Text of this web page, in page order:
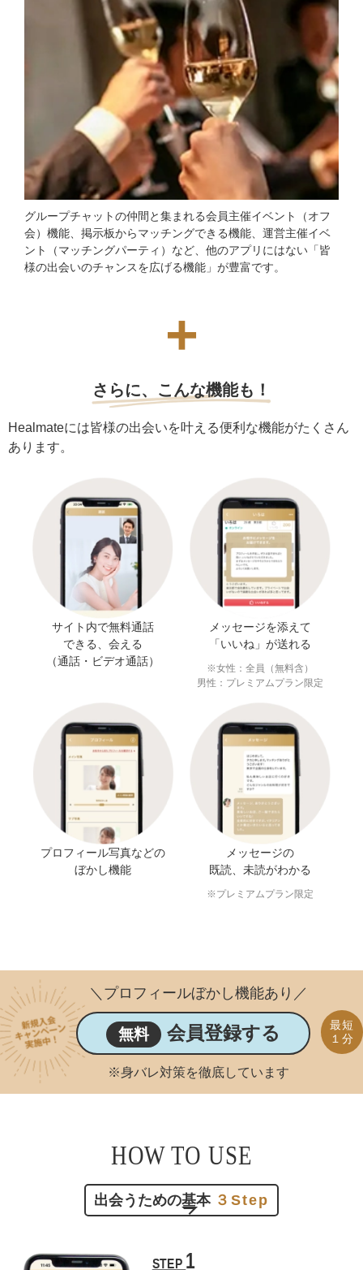
グループチャットの仲間と集まれる会員主催イベント（オフ
会）機能、掲示板からマッチングできる機能、運営主催イベ
ント（マッチングパーティ）など、他のアプリにはない「皆
様の出会いのチャンスを広げる機能」が豊富です。
+
さらに、こんな機能も！
Healmateには皆様の出会いを叶える便利な機能がたくさん
あります。
サイト内で無料通話
できる、会える
（通話・ビデオ通話）
メッセージを添えて
「いいね」が送れる
※女性：全員（無料含）
男性：プレミアムプラン限定
プロフィール写真などの
ぼかし機能
メッセージの
既読、未読がわかる
※プレミアムプラン限定
＼プロフィールぼかし機能あり／
無料 会員登録する
※身バレ対策を徹底しています
最短
１分
HOW TO USE
出会うための基本 ３Step
STEP 1